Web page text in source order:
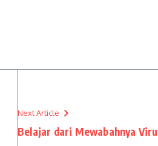
Next Article
Belajar dari Mewabahnya